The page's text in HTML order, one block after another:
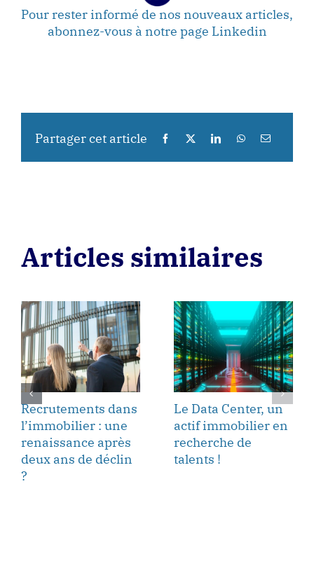
Pour rester informé de nos nouveaux articles,
abonnez-vous à notre page Linkedin
Partager cet article
Articles similaires
Recrutements dans
l’immobilier : une
renaissance après
deux ans de déclin
?
Le Data Center, un
actif immobilier en
recherche de
talents !